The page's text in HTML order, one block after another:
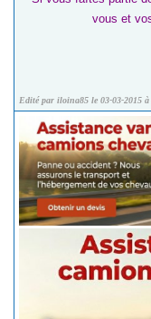
vous et
Edité par iloina85 le 03-03-2015 à